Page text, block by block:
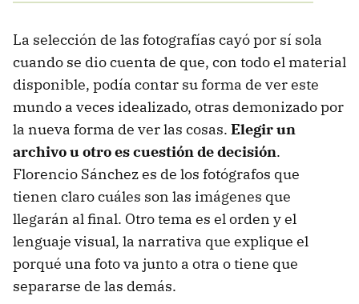
La selección de las fotografías cayó por sí sola
cuando se dio cuenta de que, con todo el material
disponible, podía contar su forma de ver este
mundo a veces idealizado, otras demonizado por
la nueva forma de ver las cosas. Elegir un
archivo u otro es cuestión de decisión.
Florencio Sánchez es de los fotógrafos que
tienen claro cuáles son las imágenes que
llegarán al final. Otro tema es el orden y el
lenguaje visual, la narrativa que explique el
porqué una foto va junto a otra o tiene que
separarse de las demás.